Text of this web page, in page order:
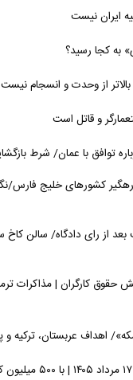
ایران نیست
به کجا رسید؟
از وحدت و انسجام نیست
و قاتل است
توافق با عمان/ شرط
کشورهای خلیج فارس/
بعد از رای دادگاه/ سالن کاخ
حقوق کارگران | مذاکرات
اهداف عربستان، ترکیه